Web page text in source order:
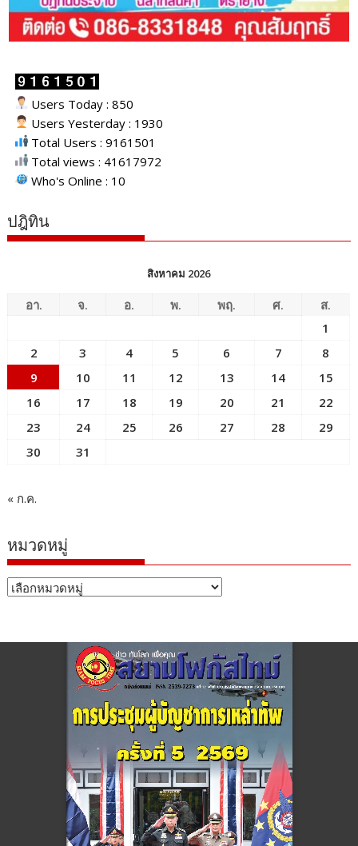
Users Today : 850
Users Yesterday : 1930
Total Users : 9161501
Total views : 41617972
Who's Online : 10
ปฎิทิน
สิงหาคม 2026
อา. จ. อ. พ. พฤ. ศ.
ส.
1
2
3 4 5 6 7
8
9
10 11 12 13 14
15
16
17 18 19 20 21
22
23
24 25 26 27 28
29
30
31
« ก.ค.
หมวดหมู่
หมวด